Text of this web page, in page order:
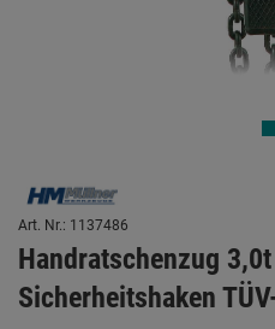
Art. Nr.: 1137486
Handratschenzug
Sicherheitshaken